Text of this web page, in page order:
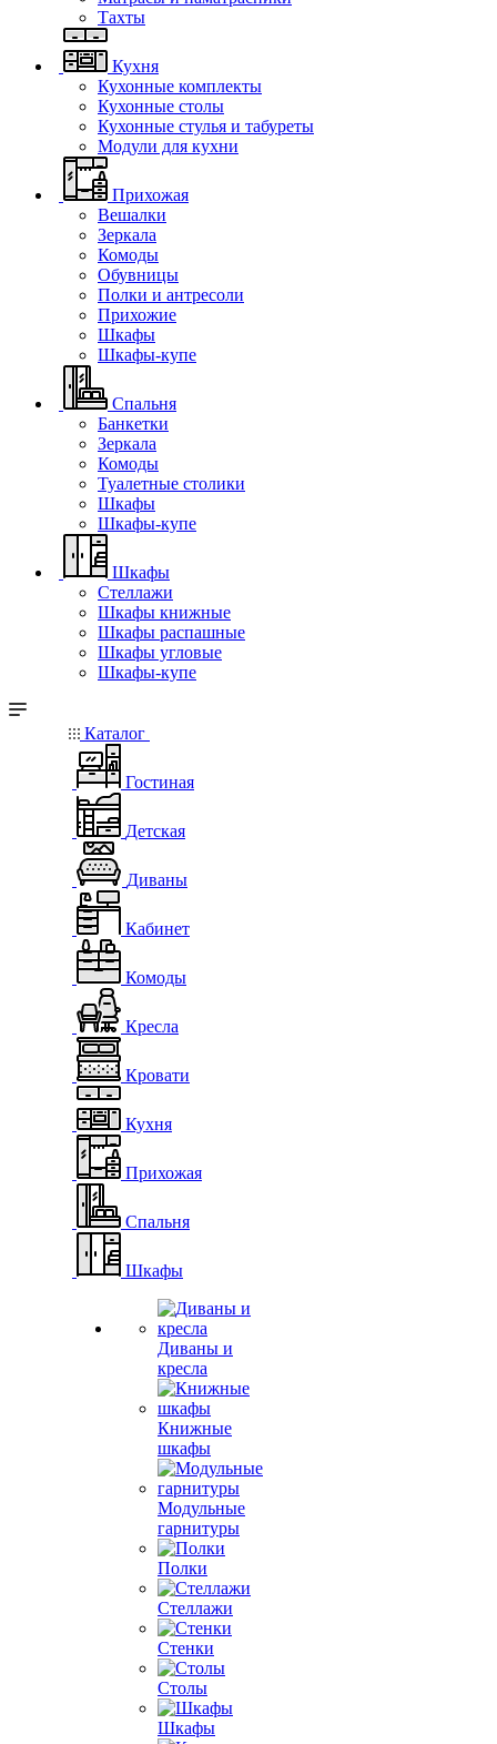
Тахты
Кухня
Кухонные комплекты
Кухонные столы
Кухонные стулья и табуреты
Модули для кухни
Прихожая
Вешалки
Зеркала
Комоды
Обувницы
Полки и антресоли
Прихожие
Шкафы
Шкафы-купе
Спальня
Банкетки
Зеркала
Комоды
Туалетные столики
Шкафы
Шкафы-купе
Шкафы
Стеллажи
Шкафы книжные
Шкафы распашные
Шкафы угловые
Шкафы-купе
Каталог
Гостиная
Детская
Диваны
Кабинет
Комоды
Кресла
Кровати
Кухня
Прихожая
Спальня
Шкафы
Диваны и
кресла
Книжные
шкафы
Модульные
гарнитуры
Полки
Стеллажи
Стенки
Столы
Шкафы